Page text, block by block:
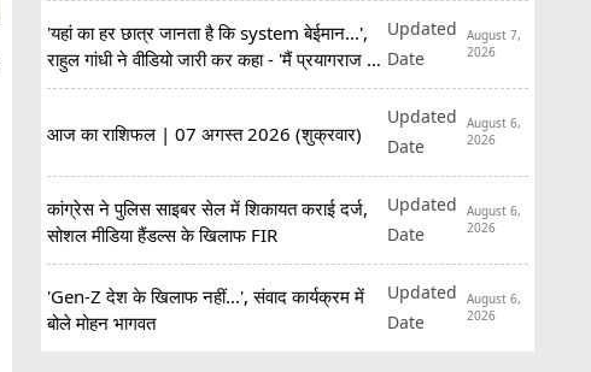
'यहां का हर छात्र जानता है कि system बेईमान...',
राहुल गांधी ने वीडियो जारी कर कहा - 'मैं प्रयागराज आ
रहा हूं'
Updated
Date
August 7,
2026
आज का राशिफल | 07 अगस्त 2026 (शुक्रवार)
Updated
Date
August 6,
2026
कांग्रेस ने पुलिस साइबर सेल में शिकायत कराई दर्ज,
सोशल मीडिया हैंडल्स के खिलाफ FIR
Updated
Date
August 6,
2026
'Gen-Z देश के खिलाफ नहीं...', संवाद कार्यक्रम में
बोले मोहन भागवत
Updated
Date
August 6,
2026